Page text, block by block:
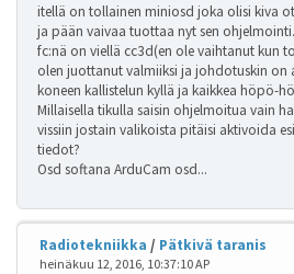
itellä on tollainen miniosd joka olisi kiva
ja pään vaivaa tuottaa nyt sen
fc:nä on viellä cc3d(en ole vaihtanut kun
olen juottanut valmiiksi ja johdotuskin on
koneen kallistelun kyllä ja kaikkea höpö-
Millaisella tikulla saisin ohjelmoitua vain
vissiin jostain valikoista pitäisi aktivoida
tiedot?
Osd softana ArduCam osd...
Radiotekniikka / Pätkivä taranis
heinäkuu 12, 2016, 10:37:10 AP